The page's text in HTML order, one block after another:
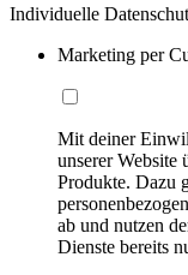
Individuelle
Marketing per
Mit deiner
unserer Website
Produkte. Dazu
ab und nutzen
Dienste bereits